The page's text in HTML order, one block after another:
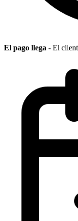
El pago llega - El